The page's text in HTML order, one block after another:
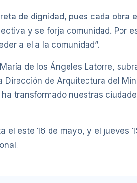
de dignidad, pues cada obra
y se forja comunidad. Por
a ella la comunidad”.
de los Ángeles Latorre,
de Arquitectura del
transformado nuestras
el este 16 de mayo, y el jueves